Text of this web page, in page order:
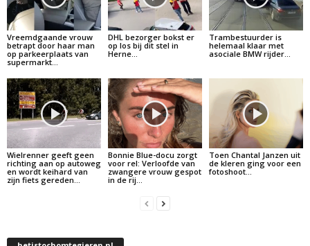
Vreemdgaande vrouw
betrapt door haar man
op parkeerplaats van
supermarkt…
DHL bezorger bokst er
op los bij dit stel in
Herne…
Trambestuurder is
helemaal klaar met
asociale BMW rijder…
Wielrenner geeft geen
richting aan op autoweg
en wordt keihard van
zijn fiets gereden…
Bonnie Blue-docu zorgt
voor rel: Verloofde van
zwangere vrouw gespot
in de rij…
Toen Chantal Janzen uit
de kleren ging voor een
fotoshoot…